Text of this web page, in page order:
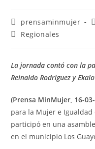
prensaminmujer
Regionales
La jornada contó con la
Reinaldo Rodríguez y
(Prensa MinMujer, 16-
para la Mujer e Igualdad
participó en una
en el municipio Los